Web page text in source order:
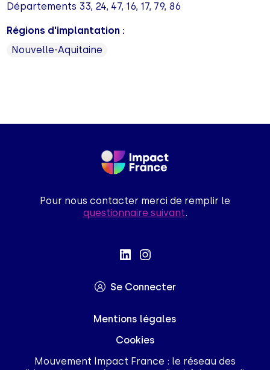
Départements 33, 24, 47, 16, 17, 79, 86
Régions d'implantation :
Nouvelle-Aquitaine
Pour nous contacter merci de remplir le
questionnaire suivant.
Se Connecter
Mentions légales
Cookies
Mouvement Impact France : le réseau des